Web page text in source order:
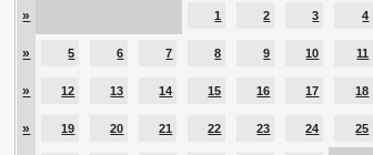
» 1 2 3 4
» 5 6 7 8 9 10 11
» 12 13 14 15 16 17 18
» 19 20 21 22 23 24 25